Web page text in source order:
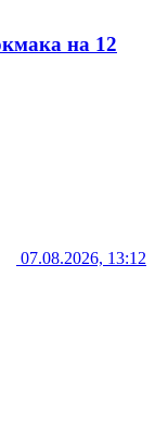
на 12
07.08.2026, 13:12